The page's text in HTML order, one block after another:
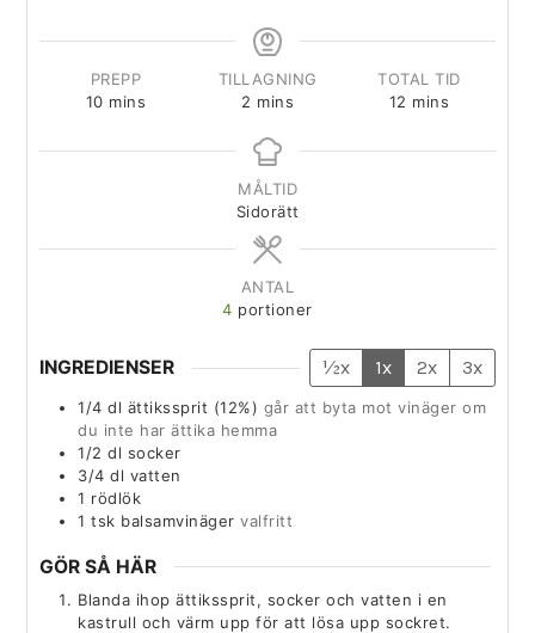
PREPP
10 mins
TILLAGNING
2 mins
TOTAL TID
12 mins
MÅLTID
Sidorätt
ANTAL
4 portioner
INGREDIENSER ½x 1x 2x 3x
1/4 dl ättikssprit (12%) går att byta mot vinäger om
du inte har ättika hemma
1/2 dl socker
3/4 dl vatten
1 rödlök
1 tsk balsamvinäger valfritt
GÖR SÅ HÄR
Blanda ihop ättikssprit, socker och vatten i en
kastrull och värm upp för att lösa upp sockret.